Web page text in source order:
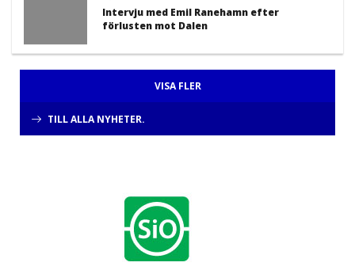
Intervju med Emil Ranehamn efter
förlusten mot Dalen
VISA FLER
TILL ALLA NYHETER.